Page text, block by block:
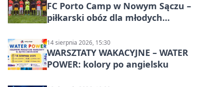
FC Porto Camp w Nowym Sączu –
piłkarski obóz dla młodych
14 sierpnia 2026, 15:30
WARSZTATY WAKACYJNE – WATER
POWER: kolory po angielsku